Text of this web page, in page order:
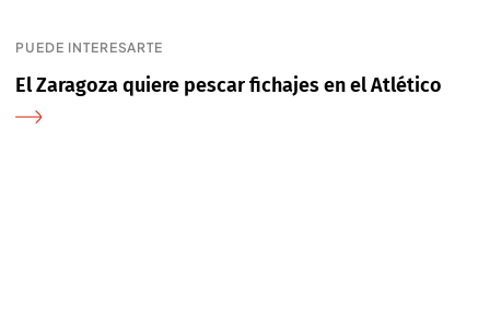
PUEDE INTERESARTE
El Zaragoza quiere pescar fichajes en el Atlético